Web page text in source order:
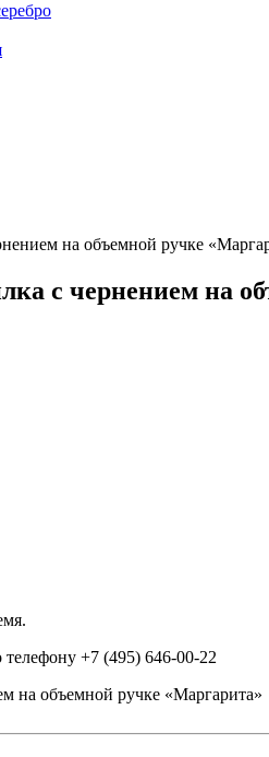
на объемной ручке
с чернением на
телефону +7 (495) 646-00-22
на объемной ручке «Маргарита»